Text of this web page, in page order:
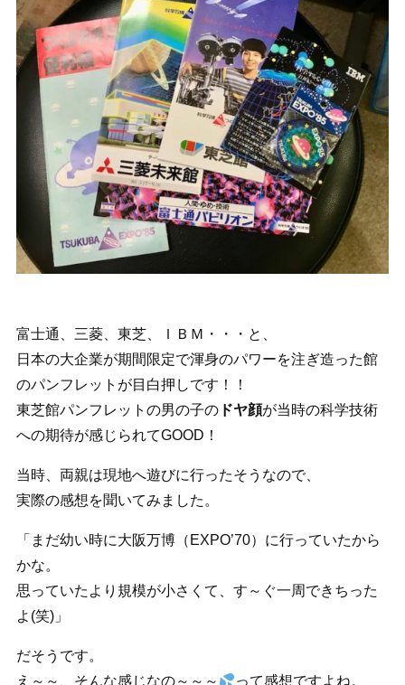
富士通、三菱、東芝、ＩＢＭ・・・と、
日本の大企業が期間限定で渾身のパワーを注ぎ造った館
のパンフレットが目白押しです！！
東芝館パンフレットの男の子のドヤ顔が当時の科学技術
への期待が感じられてGOOD！
当時、両親は現地へ遊びに行ったそうなので、
実際の感想を聞いてみました。
「まだ幼い時に大阪万博（EXPO’70）に行っていたから
かな。
思っていたより規模が小さくて、す～ぐ一周できちった
よ(笑)」
だそうです。
え～～、そんな感じなの～～～
って感想ですよね。